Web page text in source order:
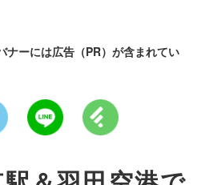
ナーには広告（PR）が含まれてい